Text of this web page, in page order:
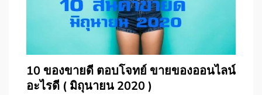
10 ของขายดี ตอบโจทย์ ขายของออนไลน์
อะไรดี ( มิถุนายน 2020 )